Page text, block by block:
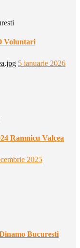
Voluntari
5 ianuarie 2026
Ramnicu Valcea
2025
Bucuresti